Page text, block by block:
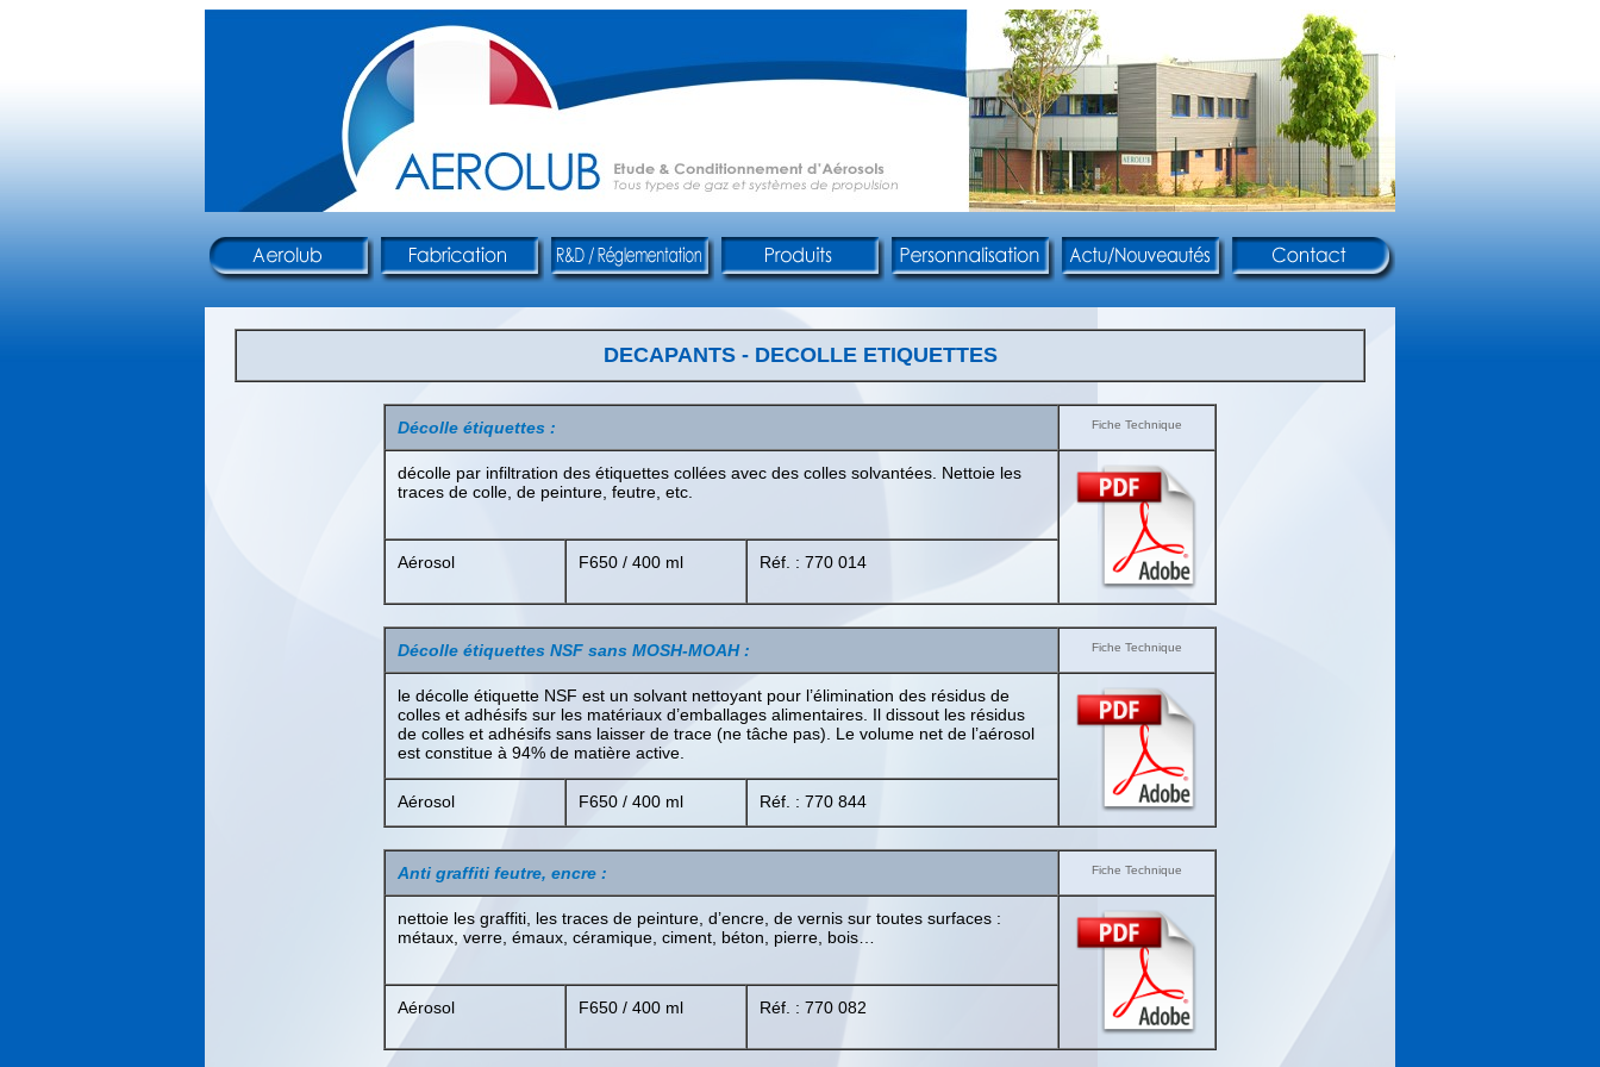
DECAPANTS - DECOLLE ETIQUETTES
Décolle étiquettes : Fiche Technique
décolle par infiltration des étiquettes collées avec des colles solvantées. Nettoie les
traces de colle, de peinture, feutre, etc.
Aérosol F650 / 400 ml Réf. : 770 014
Décolle étiquettes NSF sans MOSH-MOAH : Fiche Technique
le décolle étiquette NSF est un solvant nettoyant pour l’élimination des résidus de
colles et adhésifs sur les matériaux d’emballages alimentaires. Il dissout les résidus
de colles et adhésifs sans laisser de trace (ne tâche pas). Le volume net de l’aérosol
est constitue à 94% de matière active.
Aérosol F650 / 400 ml Réf. : 770 844
Anti graffiti feutre, encre : Fiche Technique
nettoie les graffiti, les traces de peinture, d’encre, de vernis sur toutes surfaces :
métaux, verre, émaux, céramique, ciment, béton, pierre, bois…
Aérosol F650 / 400 ml Réf. : 770 082